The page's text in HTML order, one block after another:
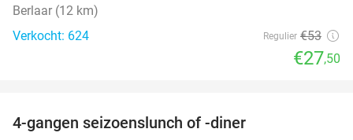
Berlaar (12 km)
Verkocht: 624
Regulier €53
€27,50
4-gangen seizoenslunch of -diner